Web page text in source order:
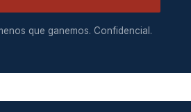
que ganemos. Confidencial.